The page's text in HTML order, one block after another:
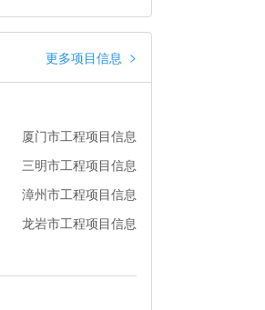
更多项目信息 >
厦门市工程项目信息
三明市工程项目信息
漳州市工程项目信息
龙岩市工程项目信息